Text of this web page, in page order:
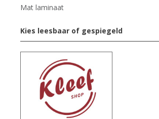
Mat laminaat
Kies leesbaar of gespiegeld